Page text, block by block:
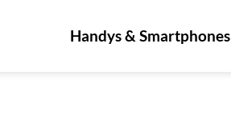
Handys & Smartphones